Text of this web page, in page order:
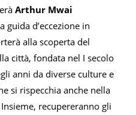
Arthur Mwai
guida d’eccezione in
alla scoperta del
città, fondata nel I secolo
anni da diverse culture e
si rispecchia anche nella
recupereranno gli